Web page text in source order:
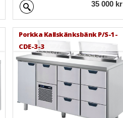
35 000 kr
Porkka Kallskänksbänk P/S-1-
CDE-3-3